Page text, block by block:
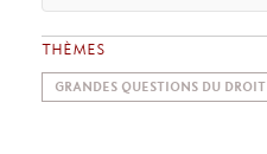
THÈMES
GRANDES QUESTIONS DU DROIT